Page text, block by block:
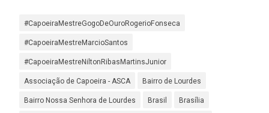
#CapoeiraMestreGogoDeOuroRogerioFonseca
#CapoeiraMestreMarcioSantos
#CapoeiraMestreNiltonRibasMartinsJunior
Associação de Capoeira - ASCA Bairro de Lourdes
Bairro Nossa Senhora de Lourdes Brasil Brasília